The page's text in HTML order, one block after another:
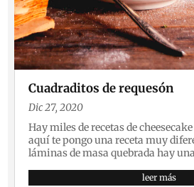
Cuadraditos de requesón
Dic 27, 2020
Hay miles de recetas de
aquí te pongo una receta muy
láminas de masa quebrada hay
leer más